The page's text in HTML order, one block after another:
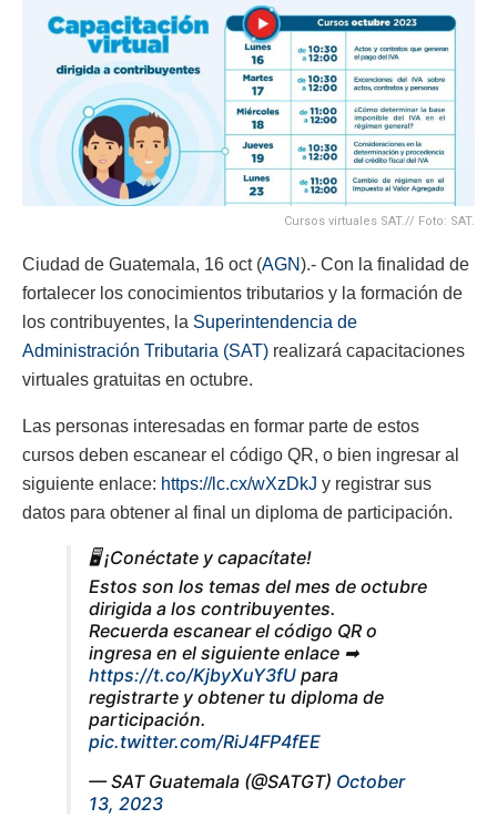
Cursos virtuales SAT.// Foto: SAT.
Ciudad de Guatemala, 16 oct (AGN).- Con la finalidad de
fortalecer los conocimientos tributarios y la formación de
los contribuyentes, la Superintendencia de
Administración Tributaria (SAT) realizará capacitaciones
virtuales gratuitas en octubre.
Las personas interesadas en formar parte de estos
cursos deben escanear el código QR, o bien ingresar al
siguiente enlace: https://lc.cx/wXzDkJ y registrar sus
datos para obtener al final un diploma de participación.
🖥️ ¡Conéctate y capacítate!
Estos son los temas del mes de octubre
dirigida a los contribuyentes.
Recuerda escanear el código QR o
ingresa en el siguiente enlace ➡
https://t.co/KjbyXuY3fU para
registrarte y obtener tu diploma de
participación.
pic.twitter.com/RiJ4FP4fEE
— SAT Guatemala (@SATGT) October
13, 2023